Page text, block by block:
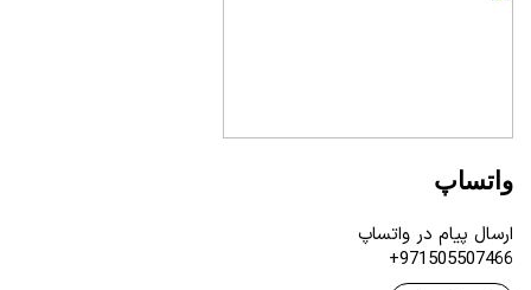
واتساپ
ارسال پیام در واتساپ
971505507466+